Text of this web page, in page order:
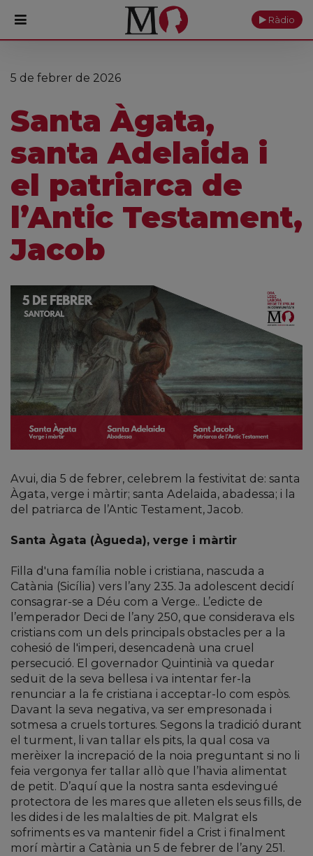
PORTADA
Actualitat
Fundació
Reserves
Ràdio
5 de febrer de 2026
Santa Àgata,
santa Adelaida i
el patriarca de
l’Antic Testament,
Jacob
Avui, dia 5 de febrer, celebrem la festivitat de: santa
Àgata, verge i màrtir; santa Adelaida, abadessa; i la
del patriarca de l’Antic Testament, Jacob.
Santa Àgata (Àgueda), verge i màrtir
Filla d'una família noble i cristiana, nascuda a
Catània (Sicília) vers l’any 235. Ja adolescent decidí
consagrar-se a Déu com a Verge.. L’edicte de
l’emperador Deci de l’any 250, que considerava els
cristians com un dels principals obstacles per a la
cohesió de l'imperi, desencadenà una cruel
persecució. El governador Quintinià va quedar
seduït de la seva bellesa i va intentar fer-la
renunciar a la fe cristiana i acceptar-lo com espòs.
Davant la seva negativa, va ser empresonada i
sotmesa a cruels tortures. Segons la tradició durant
el turment, li van tallar els pits, la qual cosa va
merèixer la increpació de la noia preguntant si no li
feia vergonya fer tallar allò que l’havia alimentat
de petit. D’aquí que la nostra santa esdevingué
protectora de les mares que alleten els seus fills, de
les dides i de les malalties de pit. Malgrat els
sofriments es va mantenir fidel a Crist i finalment
morí màrtir a Catània un 5 de febrer de l’any 251.